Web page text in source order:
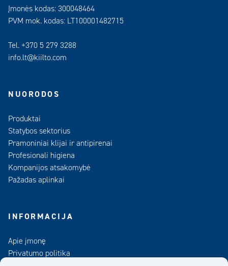
Įmonės kodas: 300048464
PVM mok. kodas: LT100001482715
Tel. +370 5 279 3288
info.lt@kiilto.com
NUORODOS
Produktai
Statybos sektorius
Pramoniniai klijai ir antipirenai
Profesionali higiena
Kompanijos atsakomybė
Pažadas aplinkai
INFORMACIJA
Apie įmonę
Privatumo politika